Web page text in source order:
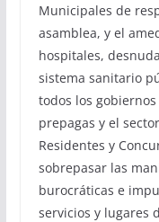
Municipales de
asamblea, y el
hospitales,
sistema sanitario
todos los
prepagas y el
Residentes y
sobrepasar las
burocráticas e
servicios y lugares